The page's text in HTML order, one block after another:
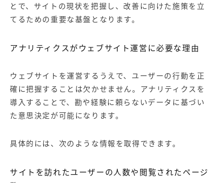
とで、サイトの現状を把握し、改善に向けた施策を立
てるための重要な基盤となります。
アナリティクスがウェブサイト運営に必要な理由
ウェブサイトを運営するうえで、ユーザーの行動を正
確に把握することは欠かせません。アナリティクスを
導入することで、勘や経験に頼らないデータに基づい
た意思決定が可能になります。
具体的には、次のような情報を取得できます。
サイトを訪れたユーザーの人数や閲覧されたページ